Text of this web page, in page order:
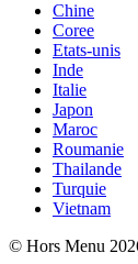
Chine
Coree
Etats-unis
Inde
Italie
Japon
Maroc
Roumanie
Thailande
Turquie
Vietnam
© Hors Menu